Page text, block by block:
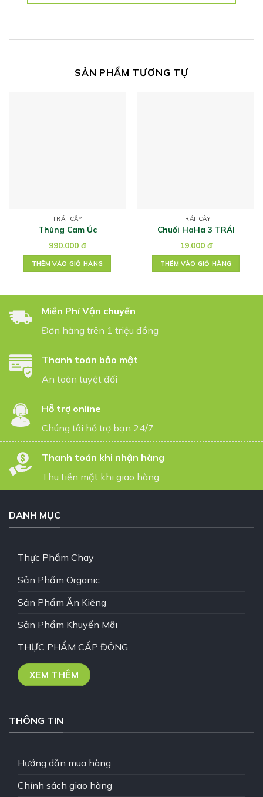
SẢN PHẨM TƯƠNG TỰ
TRÁI CÂY
Thùng Cam Úc
990.000 đ
THÊM VÀO GIỎ HÀNG
TRÁI CÂY
Chuối HaHa 3 TRÁI
19.000 đ
THÊM VÀO GIỎ HÀNG
Miễn Phí Vận chuyển
Đơn hàng trên 1 triệu đồng
Thanh toán bảo mật
An toàn tuyệt đối
Hỗ trợ online
Chúng tôi hỗ trợ bạn 24/7
Thanh toán khi nhận hàng
Thu tiền mặt khi giao hàng
DANH MỤC
Thực Phẩm Chay
Sản Phẩm Organic
Sản Phẩm Ăn Kiêng
Sản Phẩm Khuyến Mãi
THỰC PHẨM CẤP ĐÔNG
XEM THÊM
THÔNG TIN
Hướng dẫn mua hàng
Chính sách giao hàng